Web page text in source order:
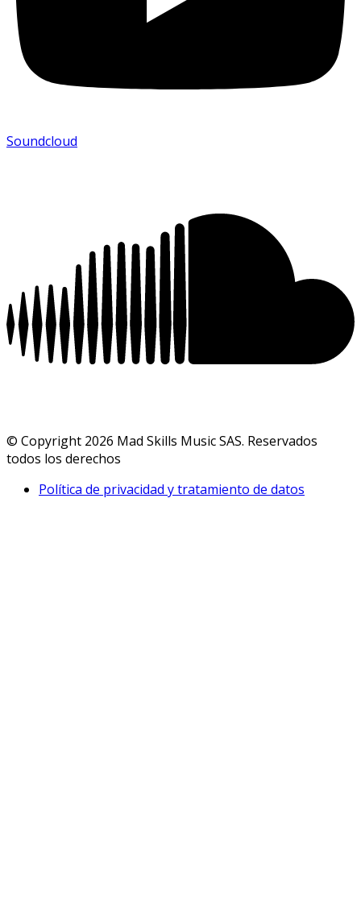
Soundcloud
© Copyright 2026 Mad Skills Music SAS. Reservados
todos los derechos
Política de privacidad y tratamiento de datos